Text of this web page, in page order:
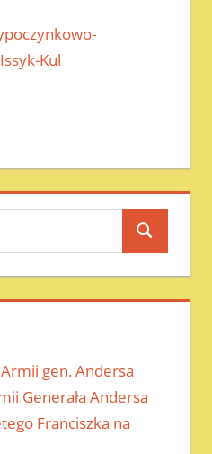
Kul
Search
gen. Andersa
Generała Andersa
Franciszka na